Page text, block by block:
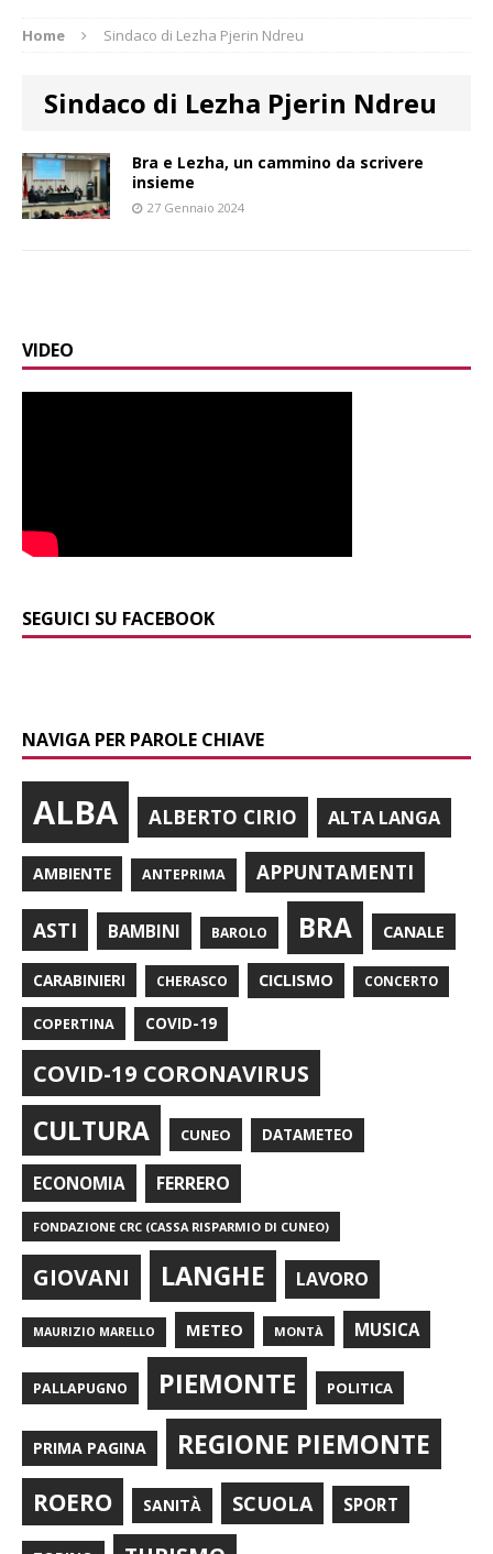
Home Sindaco di Lezha Pjerin Ndreu
Sindaco di Lezha Pjerin Ndreu
Bra e Lezha, un cammino da scrivere
insieme
27 Gennaio 2024
VIDEO
SEGUICI SU FACEBOOK
NAVIGA PER PAROLE CHIAVE
ALBA ALBERTO CIRIO ALTA LANGA
AMBIENTE ANTEPRIMA APPUNTAMENTI
ASTI BAMBINI BAROLO BRA CANALE
CARABINIERI CHERASCO CICLISMO CONCERTO
COPERTINA COVID-19
COVID-19 CORONAVIRUS
CULTURA CUNEO DATAMETEO
ECONOMIA FERRERO
FONDAZIONE CRC (CASSA RISPARMIO DI CUNEO)
GIOVANI LANGHE LAVORO
MAURIZIO MARELLO METEO MONTÀ MUSICA
PALLAPUGNO PIEMONTE POLITICA
PRIMA PAGINA REGIONE PIEMONTE
ROERO SANITÀ SCUOLA SPORT